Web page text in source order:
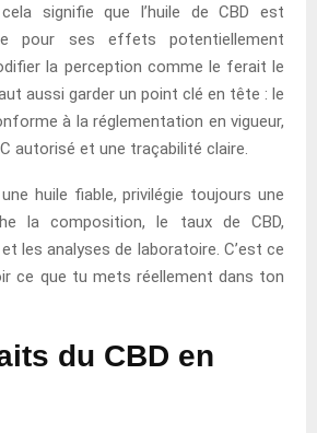
signifie que l’huile de CBD est
pour ses effets potentiellement
la perception comme le ferait le
aussi garder un point clé en tête : le
à la réglementation en vigueur,
autorisé et une traçabilité claire.
huile fiable, privilégie toujours une
la composition, le taux de CBD,
et les analyses de laboratoire. C’est ce
ce que tu mets réellement dans ton
du CBD en